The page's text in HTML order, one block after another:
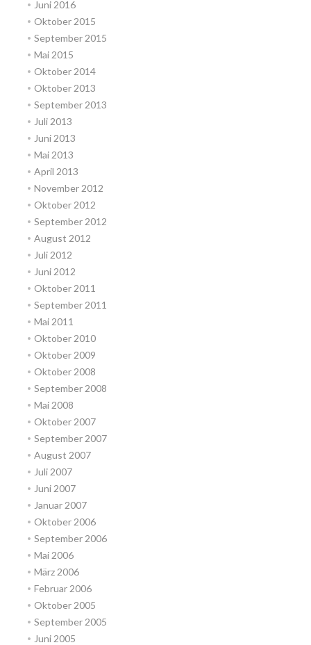
Juni 2016
Oktober 2015
September 2015
Mai 2015
Oktober 2014
Oktober 2013
September 2013
Juli 2013
Juni 2013
Mai 2013
April 2013
November 2012
Oktober 2012
September 2012
August 2012
Juli 2012
Juni 2012
Oktober 2011
September 2011
Mai 2011
Oktober 2010
Oktober 2009
Oktober 2008
September 2008
Mai 2008
Oktober 2007
September 2007
August 2007
Juli 2007
Juni 2007
Januar 2007
Oktober 2006
September 2006
Mai 2006
März 2006
Februar 2006
Oktober 2005
September 2005
Juni 2005